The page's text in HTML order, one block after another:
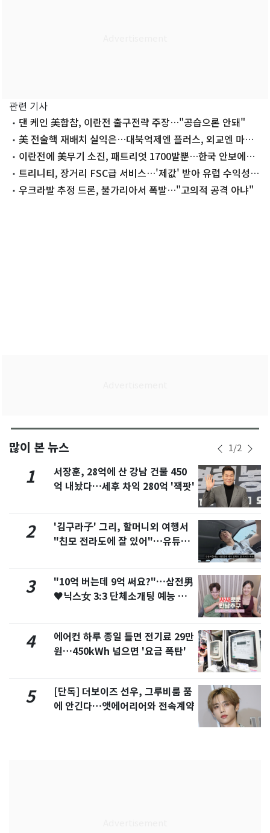
관련 기사
댄 케인 美합참, 이란전 출구전략 주장…"공습으론 안돼"
美 전술핵 재배치 실익은…대북억제엔 플러스, 외교엔 마이
너스이란전에 美무기 소진, 패트리엇 1700발뿐…한국 안보에도
'빨간불'
트리니티, 장거리 FSC급 서비스…'제값' 받아 유럽 수익성
높인다
우크라발 추정 드론, 불가리아서 폭발…"고의적 공격 아냐"
많이 본 뉴스 1/2
1
서장훈, 28억에 산 강남 건물 450
억 내놨다…세후 차익 280억 '잭팟'
2
'김구라子' 그리, 할머니외 여행서
"친모 전라도에 잘 있어"…유튜브
3
"10억 버는데 9억 써요?"…삼전男
♥닉스女 3:3 단체소개팅 예능 화
4
에어컨 하루 종일 틀면 전기료 29만
원…450kWh 넘으면 '요금 폭탄'
5
[단독] 더보이즈 선우, 그루비룸 품
에 안긴다…앳에어리어와 전속계약